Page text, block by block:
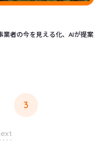
業者の今を見える化、AIが提案
3